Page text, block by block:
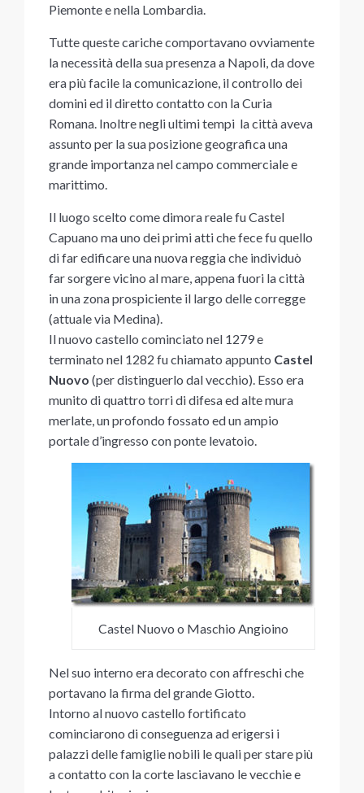
Piemonte e nella Lombardia.
Tutte queste cariche comportavano ovviamente
la necessità della sua presenza a Napoli, da dove
era più facile la comunicazione, il controllo dei
domini ed il diretto contatto con la Curia
Romana. Inoltre negli ultimi tempi la città aveva
assunto per la sua posizione geografica una
grande importanza nel campo commerciale e
marittimo.
Il luogo scelto come dimora reale fu Castel
Capuano ma uno dei primi atti che fece fu quello
di far edificare una nuova reggia che individuò
far sorgere vicino al mare, appena fuori la città
in una zona prospiciente il largo delle corregge
(attuale via Medina).
Il nuovo castello cominciato nel 1279 e
terminato nel 1282 fu chiamato appunto Castel
Nuovo (per distinguerlo dal vecchio). Esso era
munito di quattro torri di difesa ed alte mura
merlate, un profondo fossato ed un ampio
portale d’ingresso con ponte levatoio.
Castel Nuovo o Maschio Angioino
Nel suo interno era decorato con affreschi che
portavano la firma del grande Giotto.
Intorno al nuovo castello fortificato
cominciarono di conseguenza ad erigersi i
palazzi delle famiglie nobili le quali per stare più
a contatto con la corte lasciavano le vecchie e